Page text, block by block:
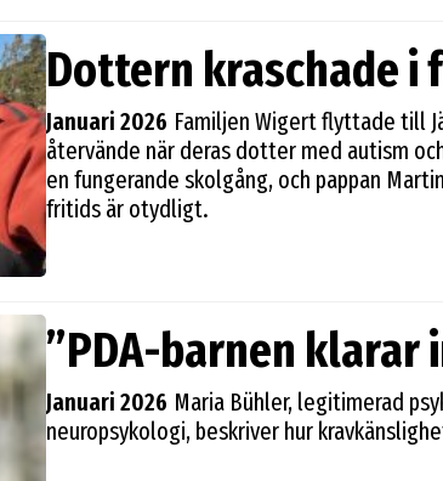
Dottern kraschade i
Januari 2026 Familjen Wigert flyttade till
återvände när deras dotter med autism
en fungerande skolgång, och pappan
fritids är otydligt.
”PDA-barnen klarar
Januari 2026 Maria Bühler, legitimerad
neuropsykologi, beskriver hur